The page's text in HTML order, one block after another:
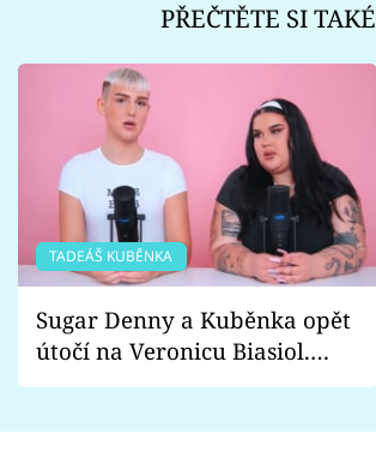
PŘEČTĚTE SI TAKÉ
TADEÁŠ KUBĚNKA
Sugar Denny a Kuběnka opět
útočí na Veronicu Biasiol.
Proč je podle nich falešná a